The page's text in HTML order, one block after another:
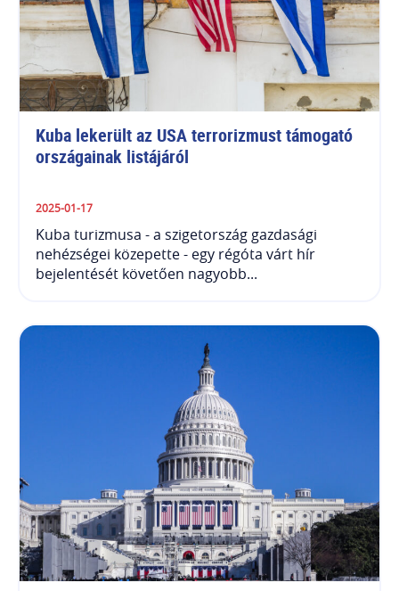
Kuba lekerült az USA terrorizmust támogató
országainak listájáról
2025-01-17
Kuba turizmusa - a szigetország gazdasági
nehézségei közepette - egy régóta várt hír
bejelentését követően nagyobb...